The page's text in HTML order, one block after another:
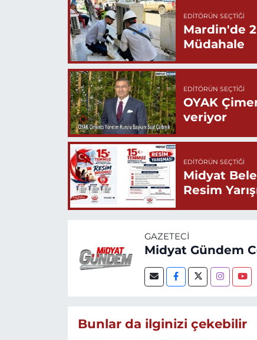
EDITÖRÜN SEÇTIĞI
Mardin'de
Müdahale
EDITÖRÜN SEÇTIĞI
OYAK
veriyor
EDITÖRÜN SEÇTIĞI
Midyat
Resim
GAZETECI
Midyat Gündem
Bunlar da ilginizi çekebilir